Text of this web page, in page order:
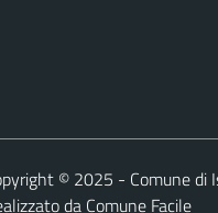
© 2025 - Comune di
da Comune Facile